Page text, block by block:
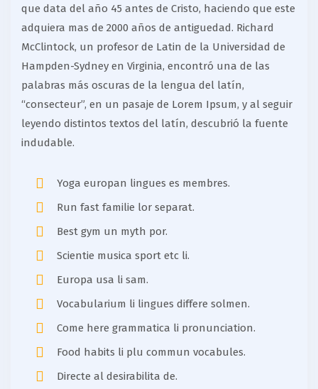
que data del año 45 antes de Cristo, haciendo que este
adquiera mas de 2000 años de antiguedad. Richard
McClintock, un profesor de Latin de la Universidad de
Hampden-Sydney en Virginia, encontró una de las
palabras más oscuras de la lengua del latín,
“consecteur”, en un pasaje de Lorem Ipsum, y al seguir
leyendo distintos textos del latín, descubrió la fuente
indudable.
Yoga europan lingues es membres.
Run fast familie lor separat.
Best gym un myth por.
Scientie musica sport etc li.
Europa usa li sam.
Vocabularium li lingues differe solmen.
Come here grammatica li pronunciation.
Food habits li plu commun vocabules.
Directe al desirabilita de.